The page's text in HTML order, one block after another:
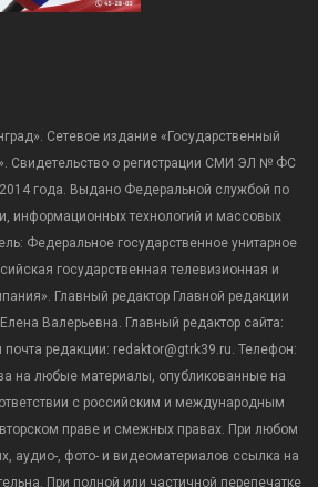
Сетевое издание «Государственный
Свидетельство о регистрации СМИ ЭЛ № ФС
2014 года. Выдано Федеральной службой по
информационных технологий и массовых
Федеральное государственное унитарное
государственная телевизионная и
Главный редактор Главной редакции
Валерьевна. Главный редактор сайта:
почта редакции: redaktor@gtrk39.ru. Телефон:
на любые материалы, опубликованные на
с российским и международным
праве и смежных правах. При любом
аудио-, фото- и видеоматериалов ссылка на
При полной или частичной перепечатке